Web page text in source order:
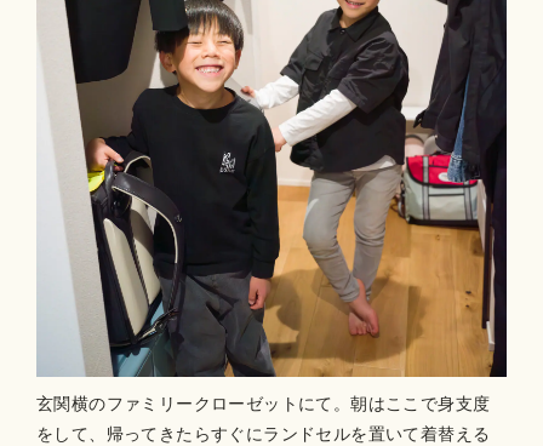
玄関横のファミリークローゼットにて。朝はここで身支度
をして、帰ってきたらすぐにランドセルを置いて着替える